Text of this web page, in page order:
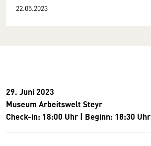
22.05.2023
29. Juni 2023
Museum Arbeitswelt Steyr
Check-in: 18:00 Uhr | Beginn: 18:30 Uhr